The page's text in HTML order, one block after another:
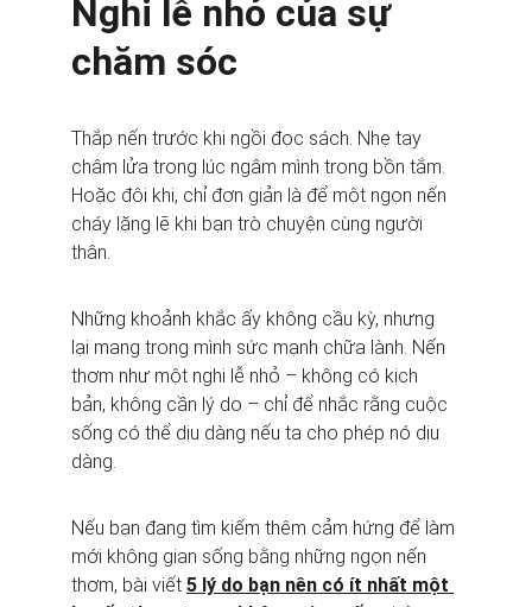
Nghi lễ nhỏ của sự
chăm sóc
Thắp nến trước khi ngồi đọc sách. Nhẹ tay
châm lửa trong lúc ngâm mình trong bồn tắm.
Hoặc đôi khi, chỉ đơn giản là để một ngọn nến
cháy lặng lẽ khi bạn trò chuyện cùng người
thân.
Những khoảnh khắc ấy không cầu kỳ, nhưng
lại mang trong mình sức mạnh chữa lành. Nến
thơm như một nghi lễ nhỏ – không có kịch
bản, không cần lý do – chỉ để nhắc rằng cuộc
sống có thể dịu dàng nếu ta cho phép nó dịu
dàng.
Nếu bạn đang tìm kiếm thêm cảm hứng để làm
mới không gian sống bằng những ngọn nến
thơm, bài viết 5 lý do bạn nên có ít nhất một